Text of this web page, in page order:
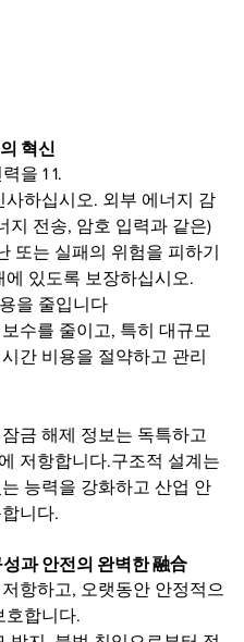
혁신
을 1 1.
하십시오. 외부 에너지 감
지 전송, 암호 입력과 같은)
또는 실패의 위험을 피하기
있도록 보장하십시오.
을 줄입니다
수를 줄이고, 특히 대규모
간 비용을 절약하고 관리
금 해제 정보는 독특하고
저항합니다.구조적 설계는
능력을 강화하고 산업 안
니다.
과 안전의 완벽한 融合
항하고, 오랫동안 안정적으
호합니다.